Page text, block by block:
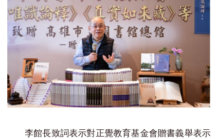
李館長致詞表示對正覺教育基金會贈書義舉表示